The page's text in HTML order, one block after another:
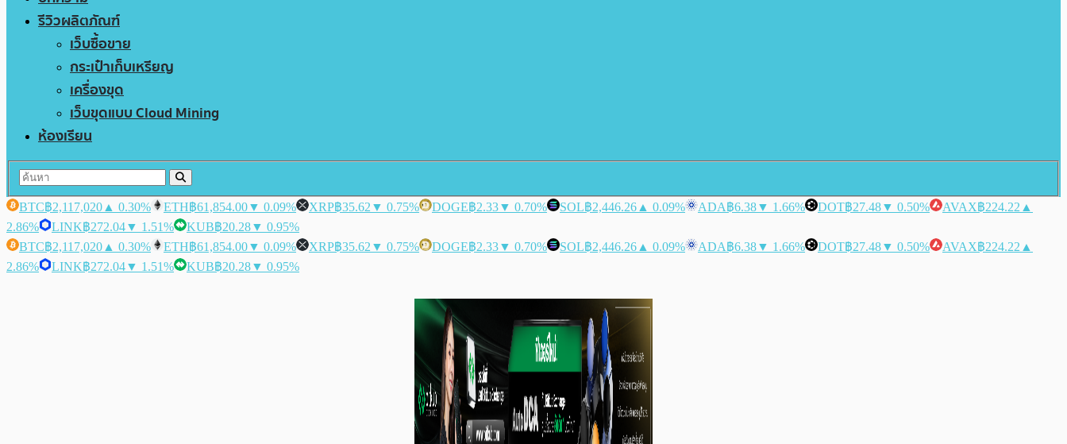
รีวิวผลิตภัณฑ์
เว็บซื้อขาย
กระเป๋าเก็บเหรียญ
เครื่องขุด
เว็บขุดแบบ Cloud Mining
ห้องเรียน
BTC฿2,117,020 ▲ 0.30% ETH฿61,854.00▼ 0.09% XRP฿35.62 ▼ 0.75% DOGE฿2.33▼ 0.70% SOL฿2,446.26 ▲ 0.09% ADA฿6.38▼ 1.66% DOT฿27.48▼ 0.50% AVAX฿224.22 ▲
2.86%
LINK฿272.04▼ 1.51% KUB฿20.28▼ 0.95%
BTC฿2,117,020 ▲ 0.30% ETH฿61,854.00▼ 0.09% XRP฿35.62 ▼ 0.75% DOGE฿2.33▼ 0.70% SOL฿2,446.26 ▲ 0.09% ADA฿6.38▼ 1.66% DOT฿27.48▼ 0.50% AVAX฿224.22 ▲
2.86%
LINK฿272.04▼ 1.51% KUB฿20.28▼ 0.95%